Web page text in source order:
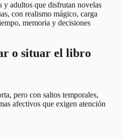
y adultos que disfrutan novelas
con realismo mágico, carga
memoria y decisiones
o situar el libro
pero con saltos temporales,
afectivos que exigen atención